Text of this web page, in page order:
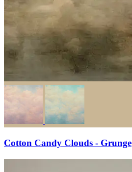
Cotton Candy Clouds - Grunge